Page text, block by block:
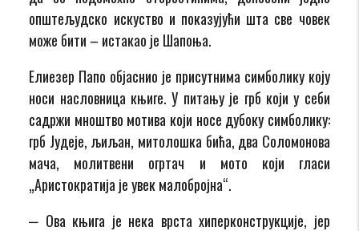
општељудско искуство и показујући шта све човек
може бити – истакао је Шапоња.
Елиезер Папо објаснио је присутнима симболику коју
носи насловница књиге. У питању је грб који у себи
садржи мноштво мотива који носе дубоку симболику:
грб Јудеје, љиљан, митолошка бића, два Соломонова
мача, молитвени огртач и мото који гласи
„Аристократија је увек малобројна“.
‒ Ова књига је нека врста хиперконструкције, јер